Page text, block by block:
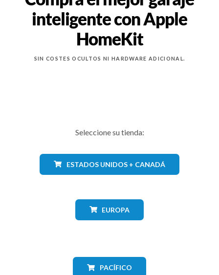
inteligente con Apple
HomeKit
SIN COSTES OCULTOS NI HARDWARE ADICIONAL.
Seleccione su tienda:
ESTADOS UNIDOS + CANADÁ
EUROPA
PACÍFICO